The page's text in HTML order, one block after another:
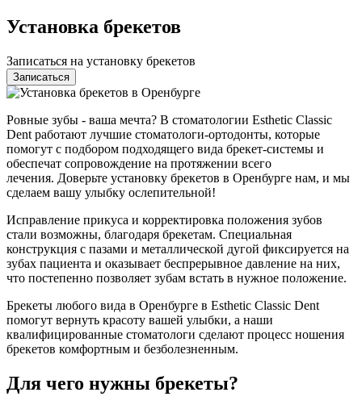
Установка брекетов
Записаться на установку брекетов
Записаться
Ровные зубы - ваша мечта? В стоматологии Esthetic Classic
Dent работают лучшие стоматологи-ортодонты, которые
помогут с подбором подходящего вида брекет-системы и
обеспечат сопровождение на протяжении всего
лечения. Доверьте установку брекетов в Оренбурге нам, и мы
сделаем вашу улыбку ослепительной!
Исправление прикуса и корректировка положения зубов
стали возможны, благодаря брекетам. Специальная
конструкция с пазами и металлической дугой фиксируется на
зубах пациента и оказывает беспрерывное давление на них,
что постепенно позволяет зубам встать в нужное положение.
Брекеты любого вида в Оренбурге в Esthetic Classic Dent
помогут вернуть красоту вашей улыбки, а наши
квалифицированные стоматологи сделают процесс ношения
брекетов комфортным и безболезненным.
Для чего нужны брекеты?